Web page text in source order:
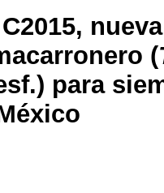
(
para